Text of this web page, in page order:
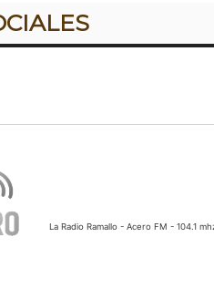
La Radio Ramallo - Acero FM - 104.1